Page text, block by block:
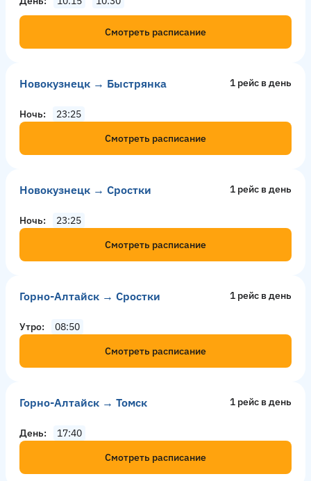
Смотреть расписание
Новокузнецк → Быстрянка 1 рейс в день
Ночь
23:25
Смотреть расписание
Новокузнецк → Сростки 1 рейс в день
Ночь
23:25
Смотреть расписание
Горно-Алтайск → Сростки 1 рейс в день
Утро
08:50
Смотреть расписание
Горно-Алтайск → Томск 1 рейс в день
День
17:40
Смотреть расписание